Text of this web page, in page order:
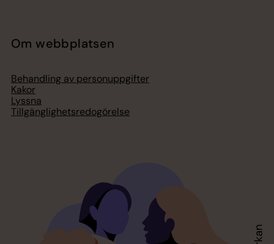
Om webbplatsen
Behandling av personuppgifter
Kakor
Lyssna
Tillgänglighetsredogörelse